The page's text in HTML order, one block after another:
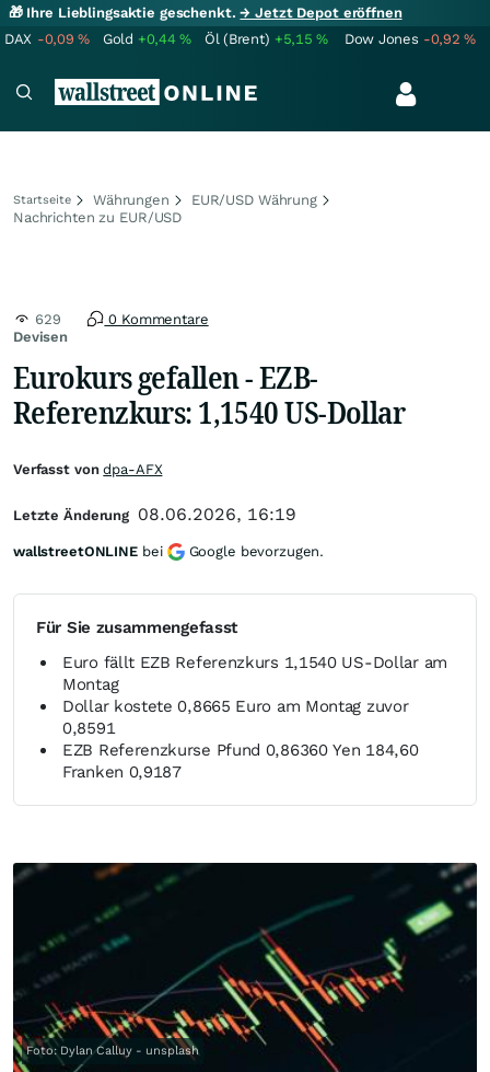
🎁 Ihre Lieblingsaktie geschenkt.→ Jetzt Depot eröffnen
DAX -0,09% Gold +0,44% Öl (Brent) +5,15% Dow Jones -0,92%
Startseite Währungen
EUR/USD Währung
Nachrichten zu EUR/USD
Devisen
629 0 Kommentare
Eurokurs gefallen - EZB-
Referenzkurs: 1,1540 US-Dollar
Für Sie zusammengefasst
Euro fällt EZB Referenzkurs 1,1540 US-Dollar am
Montag
Dollar kostete 0,8665 Euro am Montag zuvor
0,8591
EZB Referenzkurse Pfund 0,86360 Yen 184,60
Franken 0,9187
Foto: Dylan Calluy - unsplash
Verfasst vondpa-AFX
Letzte Änderung 08.06.2026, 16:19
wallstreetONLINE bei Google bevorzugen.